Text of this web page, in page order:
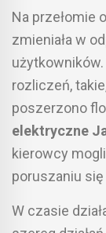
Na przełomie
zmieniała w
rozliczeń,
poszerzono
elektryczne
kierowcy
poruszaniu
W czasie